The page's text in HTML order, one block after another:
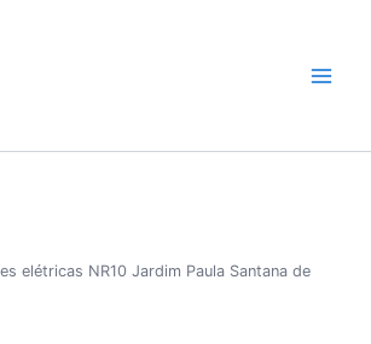
elétricas NR10 Jardim Paula Santana de